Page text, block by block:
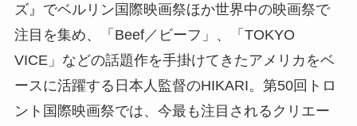
ズ』でベルリン国際映画祭ほか世界中の映画祭で
注目を集め、「Beef／ビーフ」、「TOKYO
VICE」などの話題作を手掛けてきたアメリカをベ
ースに活躍する日本人監督のHIKARI。第50回トロ
ント国際映画祭では、今最も注目されるクリエー